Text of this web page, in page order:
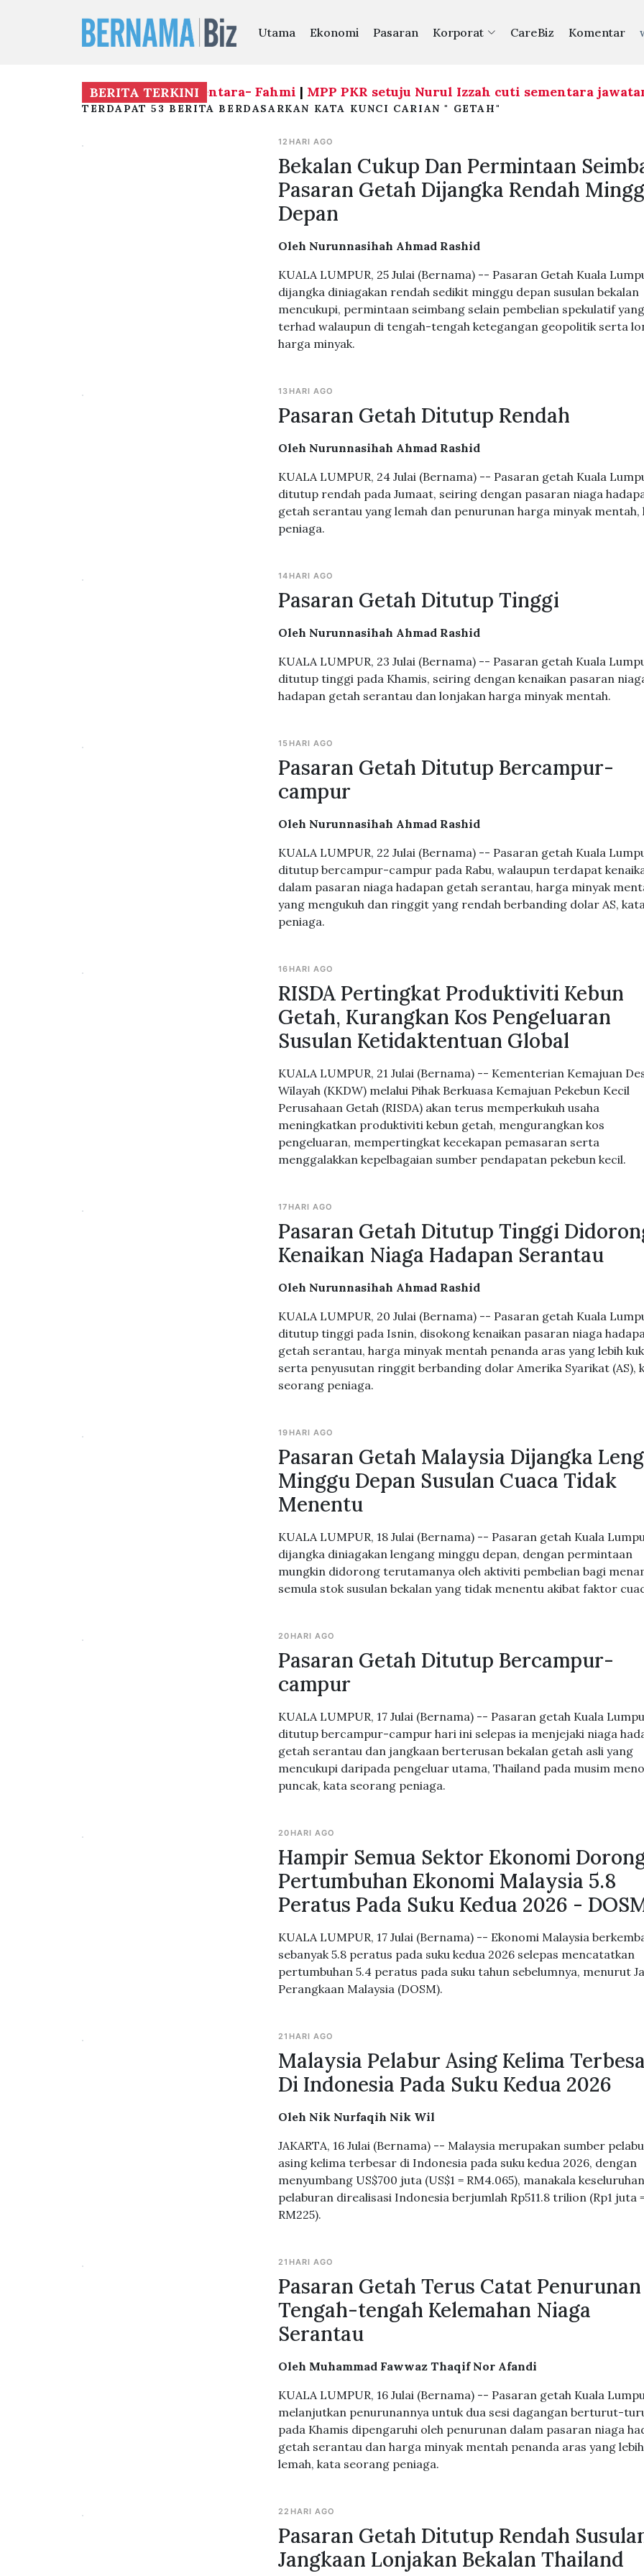
Utama Ekonomi Pasaran Korporat CareBiz Komentar
BERITA TERKINI
Presiden PKR sementara- Fahmi|MPP PKR setuju Nurul Izzah cuti sementara jawatan
TERDAPAT 53 BERITA BERDASARKAN KATA KUNCI CARIAN " GETAH"
12HARI AGO
Bekalan Cukup Dan Permintaan
Pasaran Getah Dijangka Rendah
Depan
Oleh Nurunnasihah Ahmad Rashid
KUALA LUMPUR, 25 Julai (Bernama) -- Pasaran Getah Kuala
dijangka diniagakan rendah sedikit minggu depan susulan bekalan
mencukupi, permintaan seimbang selain pembelian spekulatif yang
terhad walaupun di tengah-tengah ketegangan geopolitik serta
harga minyak.
13HARI AGO
Pasaran Getah Ditutup Rendah
Oleh Nurunnasihah Ahmad Rashid
KUALA LUMPUR, 24 Julai (Bernama) -- Pasaran getah Kuala
ditutup rendah pada Jumaat, seiring dengan pasaran niaga
getah serantau yang lemah dan penurunan harga minyak mentah,
peniaga.
14HARI AGO
Pasaran Getah Ditutup Tinggi
Oleh Nurunnasihah Ahmad Rashid
KUALA LUMPUR, 23 Julai (Bernama) -- Pasaran getah Kuala
ditutup tinggi pada Khamis, seiring dengan kenaikan pasaran
hadapan getah serantau dan lonjakan harga minyak mentah.
15HARI AGO
Pasaran Getah Ditutup Bercampur-
campur
Oleh Nurunnasihah Ahmad Rashid
KUALA LUMPUR, 22 Julai (Bernama) -- Pasaran getah Kuala
ditutup bercampur-campur pada Rabu, walaupun terdapat
dalam pasaran niaga hadapan getah serantau, harga minyak
yang mengukuh dan ringgit yang rendah berbanding dolar AS,
peniaga.
16HARI AGO
RISDA Pertingkat Produktiviti Kebun
Getah, Kurangkan Kos Pengeluaran
Susulan Ketidaktentuan Global
KUALA LUMPUR, 21 Julai (Bernama) -- Kementerian Kemajuan
Wilayah (KKDW) melalui Pihak Berkuasa Kemajuan Pekebun Kecil
Perusahaan Getah (RISDA) akan terus memperkukuh usaha
meningkatkan produktiviti kebun getah, mengurangkan kos
pengeluaran, mempertingkat kecekapan pemasaran serta
menggalakkan kepelbagaian sumber pendapatan pekebun kecil.
17HARI AGO
Pasaran Getah Ditutup Tinggi
Kenaikan Niaga Hadapan Serantau
Oleh Nurunnasihah Ahmad Rashid
KUALA LUMPUR, 20 Julai (Bernama) -- Pasaran getah Kuala
ditutup tinggi pada Isnin, disokong kenaikan pasaran niaga
getah serantau, harga minyak mentah penanda aras yang lebih
serta penyusutan ringgit berbanding dolar Amerika Syarikat (AS),
seorang peniaga.
19HARI AGO
Pasaran Getah Malaysia Dijangka
Minggu Depan Susulan Cuaca Tidak
Menentu
KUALA LUMPUR, 18 Julai (Bernama) -- Pasaran getah Kuala
dijangka diniagakan lengang minggu depan, dengan permintaan
mungkin didorong terutamanya oleh aktiviti pembelian bagi
semula stok susulan bekalan yang tidak menentu akibat faktor
20HARI AGO
Pasaran Getah Ditutup Bercampur-
campur
KUALA LUMPUR, 17 Julai (Bernama) -- Pasaran getah Kuala
ditutup bercampur-campur hari ini selepas ia menjejaki niaga
getah serantau dan jangkaan berterusan bekalan getah asli yang
mencukupi daripada pengeluar utama, Thailand pada musim
puncak, kata seorang peniaga.
20HARI AGO
Hampir Semua Sektor Ekonomi
Pertumbuhan Ekonomi Malaysia 5.8
Peratus Pada Suku Kedua 2026 -
KUALA LUMPUR, 17 Julai (Bernama) -- Ekonomi Malaysia
sebanyak 5.8 peratus pada suku kedua 2026 selepas mencatatkan
pertumbuhan 5.4 peratus pada suku tahun sebelumnya, menurut
Perangkaan Malaysia (DOSM).
21HARI AGO
Malaysia Pelabur Asing Kelima
Di Indonesia Pada Suku Kedua 2026
Oleh Nik Nurfaqih Nik Wil
JAKARTA, 16 Julai (Bernama) -- Malaysia merupakan sumber
asing kelima terbesar di Indonesia pada suku kedua 2026, dengan
menyumbang US$700 juta (US$1 = RM4.065), manakala keseluruhan
pelaburan direalisasi Indonesia berjumlah Rp511.8 trilion (Rp1 juta
RM225).
21HARI AGO
Pasaran Getah Terus Catat
Tengah-tengah Kelemahan Niaga
Serantau
Oleh Muhammad Fawwaz Thaqif Nor Afandi
KUALA LUMPUR, 16 Julai (Bernama) -- Pasaran getah Kuala
melanjutkan penurunannya untuk dua sesi dagangan berturut-
pada Khamis dipengaruhi oleh penurunan dalam pasaran niaga
getah serantau dan harga minyak mentah penanda aras yang lebih
lemah, kata seorang peniaga.
22HARI AGO
Pasaran Getah Ditutup Rendah
Jangkaan Lonjakan Bekalan Thailand